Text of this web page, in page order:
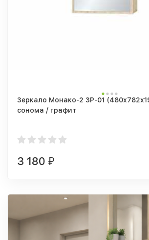
Зеркало Монако-2 ЗР-01
сонома / графит
3 180 ₽